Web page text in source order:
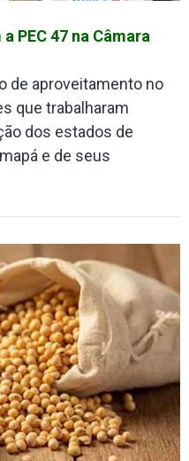
PEC 47 na Câmara
de aproveitamento no
que trabalharam
dos estados de
e de seus